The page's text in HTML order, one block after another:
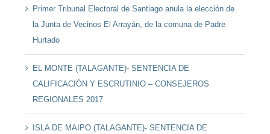
Primer Tribunal Electoral de Santiago anula la elección de
la Junta de Vecinos El Arrayán, de la comuna de Padre
Hurtado
EL MONTE (TALAGANTE)- SENTENCIA DE
CALIFICACIÓN Y ESCRUTINIO – CONSEJEROS
REGIONALES 2017
ISLA DE MAIPO (TALAGANTE)- SENTENCIA DE